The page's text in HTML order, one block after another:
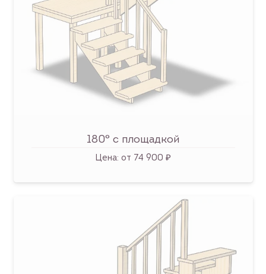
180° с площадкой
Цена: от 74 900 ₽